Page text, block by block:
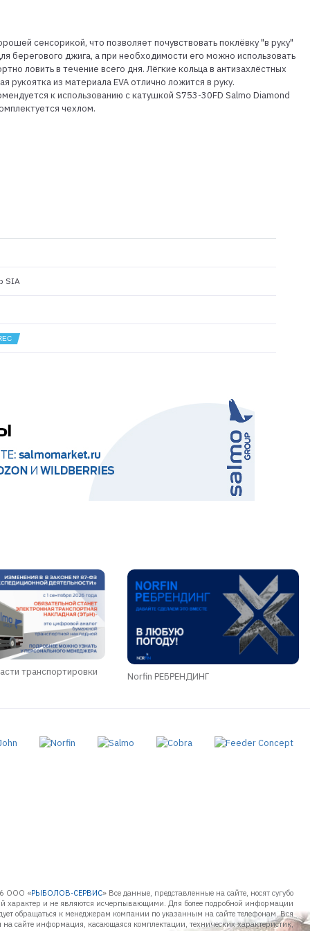
сенсорикой, что позволяет почувствовать поклёвку "в руку"
берегового джига, а при необходимости его можно использовать
ловить в течение всего дня. Лёгкие кольца в антизахлёстных
из материала EVA отлично ложится в руку.
к использованию с катушкой S753-30FD Salmo Diamond
чехлом.
SIA
транспортировки
Norfin РЕБРЕНДИНГ
ООО «РЫБОЛОВ-СЕРВИС» Все данные, представленные на сайте, носят сугубо
характер и не являются исчерпывающими. Для более подробной информации
обращаться к менеджерам компании по указанным на сайте телефонам. Вся
на сайте информация, касающаяся комплектации, технических характеристик,